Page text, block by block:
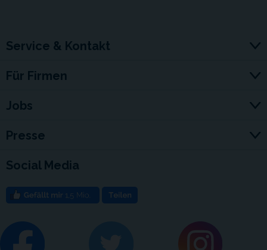
Service & Kontakt
Für Firmen
Jobs
Presse
Social Media